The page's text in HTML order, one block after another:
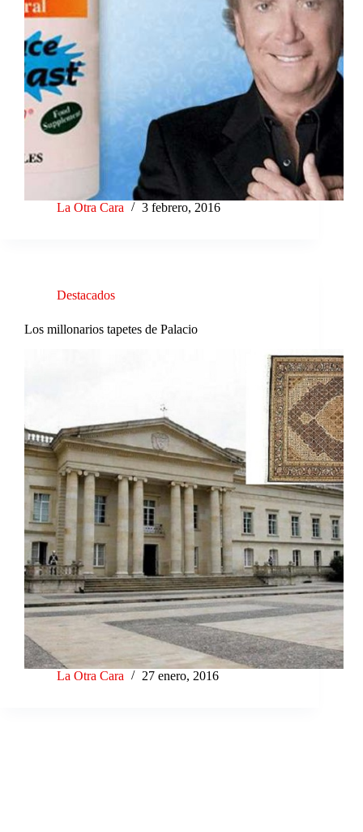
La Otra Cara 3 febrero, 2016
Destacados
Los millonarios tapetes de Palacio
La Otra Cara 27 enero, 2016